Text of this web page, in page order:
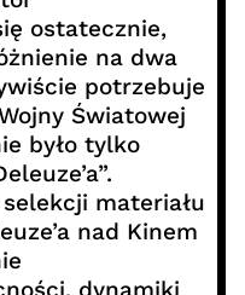
ostatecznie,
na dwa
potrzebuje
Światowej
było tylko
materiału
nad Kinem